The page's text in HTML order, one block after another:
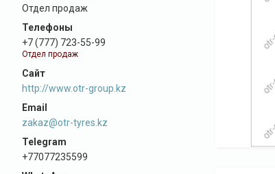
Отдел продаж
+7 (777) 723-55-99
Отдел продаж
http://www.otr-group.kz
zakaz@otr-tyres.kz
+77077235599